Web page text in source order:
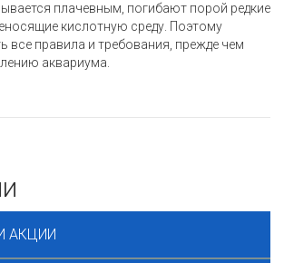
плачевным, погибают порой редкие
кислотную среду. Поэтому
все правила и требования, прежде чем
аквариума.
АКЦИИ